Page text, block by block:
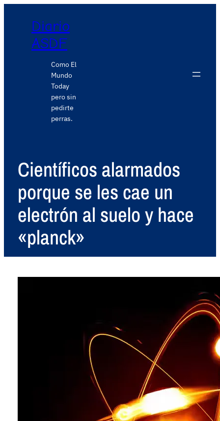
Diario
ASDF
Como El
Mundo
Today
pero sin
pedirte
perras.
Científicos alarmados
porque se les cae un
electrón al suelo y hace
«planck»